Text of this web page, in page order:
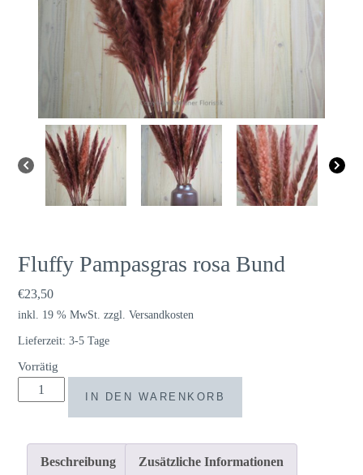
Fluffy Pampasgras rosa Bund
€23,50
inkl. 19 % MwSt. zzgl.Versandkosten
Lieferzeit:3-5 Tage
Vorrätig
Fluffy
IN DEN WARENKORB
Beschreibung Zusätzliche Informationen